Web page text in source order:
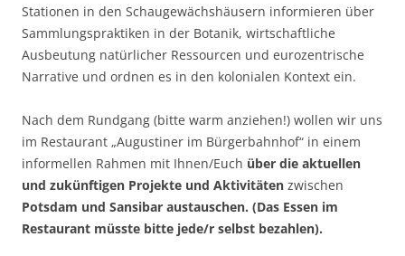
Stationen in den Schaugewächshäusern informieren über
Sammlungspraktiken in der Botanik, wirtschaftliche
Ausbeutung natürlicher Ressourcen und eurozentrische
Narrative und ordnen es in den kolonialen Kontext ein.
Nach dem Rundgang (bitte warm anziehen!) wollen wir uns
im Restaurant „Augustiner im Bürgerbahnhof“ in einem
informellen Rahmen mit Ihnen/Euch über die aktuellen
und zukünftigen Projekte und Aktivitäten zwischen
Potsdam und Sansibar austauschen. (Das Essen im
Restaurant müsste bitte jede/r selbst bezahlen).